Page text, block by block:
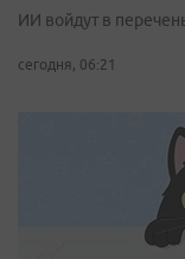
ИИ войдут в
сегодня, 06:21